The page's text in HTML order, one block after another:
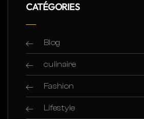
CATÉGORIES
Blog
culinaire
Fashion
Lifestyle